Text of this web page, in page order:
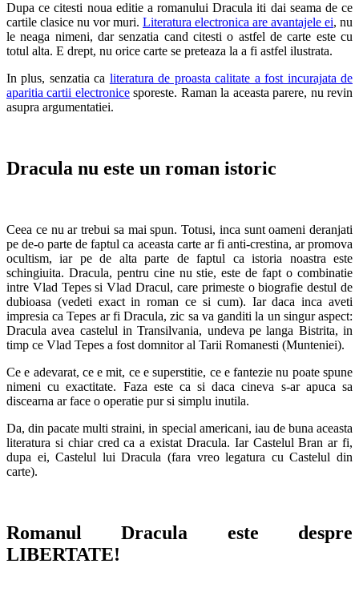
Dupa ce citesti noua editie a romanului Dracula iti dai seama de ce
cartile clasice nu vor muri. Literatura electronica are avantajele ei, nu
le neaga nimeni, dar senzatia cand citesti o astfel de carte este cu
totul alta. E drept, nu orice carte se preteaza la a fi astfel ilustrata.
In plus, senzatia ca literatura de proasta calitate a fost incurajata de
aparitia cartii electronicesporeste. Raman la aceasta parere, nu revin
asupra argumentatiei.
Dracula nu este un roman istoric
Ceea ce nu ar trebui sa mai spun. Totusi, inca sunt oameni deranjati
pe de-o parte de faptul ca aceasta carte ar fi anti-crestina, ar promova
ocultism, iar pe de alta parte de faptul ca istoria noastra este
schingiuita. Dracula, pentru cine nu stie, este de fapt o combinatie
intre Vlad Tepes si Vlad Dracul, care primeste o biografie destul de
dubioasa (vedeti exact in roman ce si cum). Iar daca inca aveti
impresia ca Tepes ar fi Dracula, zic sa va ganditi la un singur aspect:
Dracula avea castelul in Transilvania, undeva pe langa Bistrita, in
timp ce Vlad Tepes a fost domnitor al Tarii Romanesti (Munteniei).
Ce e adevarat, ce e mit, ce e superstitie, ce e fantezie nu poate spune
nimeni cu exactitate. Faza este ca si daca cineva s-ar apuca sa
discearna ar face o operatie pur si simplu inutila.
Da, din pacate multi straini, in special americani, iau de buna aceasta
literatura si chiar cred ca a existat Dracula. Iar Castelul Bran ar fi,
dupa ei, Castelul lui Dracula (fara vreo legatura cu Castelul din
carte).
Romanul Dracula este despre
LIBERTATE!